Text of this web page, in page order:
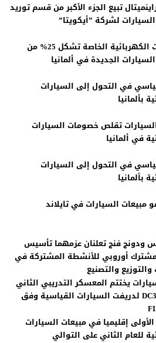
تبيع الجزء الأكبر من قسم توريد
لشركة ”أيكويتا”
السيارات الكهربائية الخاصة تشكل 25% من
الجديدة في ألمانيا
في التحول إلى السيارات
بألمانيا
تقلص خصومات السيارات
في ألمانيا
في التحول إلى السيارات
بألمانيا
مبيعات السيارات في تايلاند
ودونج فنج تعلنان عزمهما تأسيس
أوروبي للأنشطة المشتركة في
والتوزيع والتصنيع
يختتم المعسكر التدريبي الثاني
لبطولة ‏DC3‎‏ لدريفت السيارات القياسية وفق
الأولى إقليميا في مبيعات السيارات
للعام الثاني على التوالي